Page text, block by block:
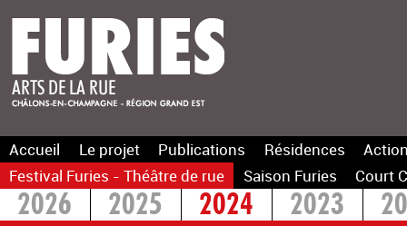
Accueil Le projet Publications Résidences
Festival Furies - Théâtre de rue
Saison Furies Court
2026 2025 2024 2023